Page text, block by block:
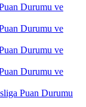
Durumu ve
Durumu ve
Durumu ve
Durumu ve
Puan Durumu